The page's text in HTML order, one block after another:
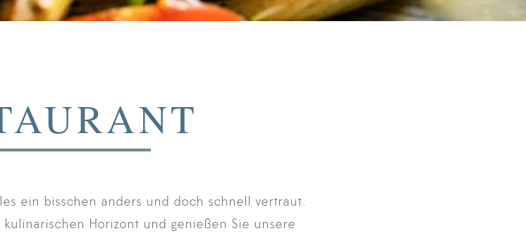
ein bisschen anders und doch schnell vertraut.
Horizont und genießen Sie unsere